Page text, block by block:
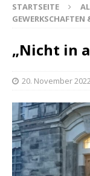
STARTSEITE
GEWERKSCHAFTEN
„Nicht in
20. November 2022